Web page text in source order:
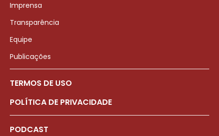
Imprensa
Transparência
Equipe
Publicações
TERMOS DE USO
POLÍTICA DE PRIVACIDADE
PODCAST